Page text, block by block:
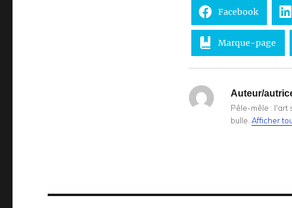
Facebook
Marque-page
Auteur/
Pêle-mêle : l'art
bulle. Afficher